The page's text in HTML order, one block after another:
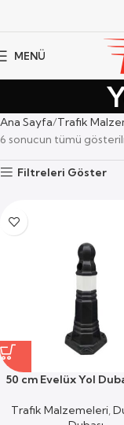
MENÜ
Ana Sayfa Trafik
6 sonucun tümü
Filtreleri Göster
50 cm Evelüx Yol
Trafik Malzemeleri,